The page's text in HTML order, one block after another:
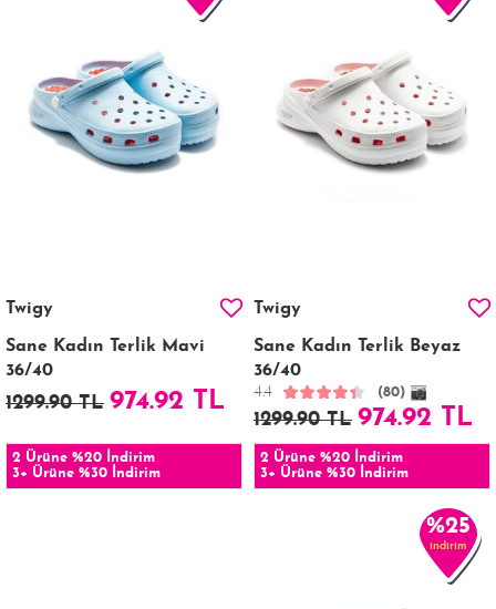
Twigy
Sane Kadın Terlik Mavi
36/40
1299.90 TL 974.92 TL
2 Ürüne %20 İndirim
3+ Ürüne %30 İndirim
Twigy
Sane Kadın Terlik Beyaz
36/40
4.4 (80)
1299.90 TL 974.92 TL
2 Ürüne %20 İndirim
3+ Ürüne %30 İndirim
%25
indirim